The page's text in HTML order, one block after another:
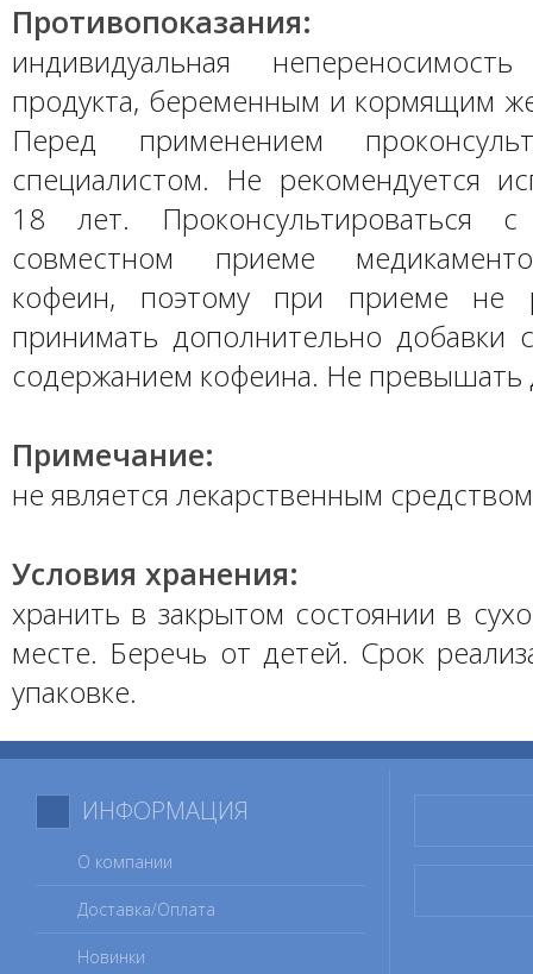
Противопоказания:
индивидуальная
продукта, беременным и кормящим
Перед применением
специалистом. Не рекомендуется
18 лет. Проконсультироваться
совместном приеме
кофеин, поэтому при приеме не
принимать дополнительно
содержанием кофеина. Не превышать
Примечание:
не является лекарственным
Условия хранения:
хранить в закрытом состоянии в
месте. Беречь от детей. Срок
упаковке.
ИНФОРМАЦИЯ
О компании
Доставка/Оплата
Новинки